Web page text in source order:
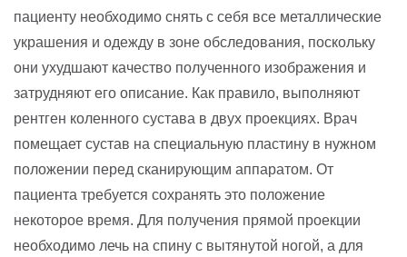
пациенту необходимо снять с себя все металлические
украшения и одежду в зоне обследования, поскольку
они ухудшают качество полученного изображения и
затрудняют его описание. Как правило, выполняют
рентген коленного сустава в двух проекциях. Врач
помещает сустав на специальную пластину в нужном
положении перед сканирующим аппаратом. От
пациента требуется сохранять это положение
некоторое время. Для получения прямой проекции
необходимо лечь на спину с вытянутой ногой, а для